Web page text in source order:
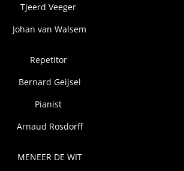
Tjeerd Veeger
Johan van Walsem
Repetitor
Bernard Geijsel
Pianist
Arnaud Rosdorff
MENEER DE WIT